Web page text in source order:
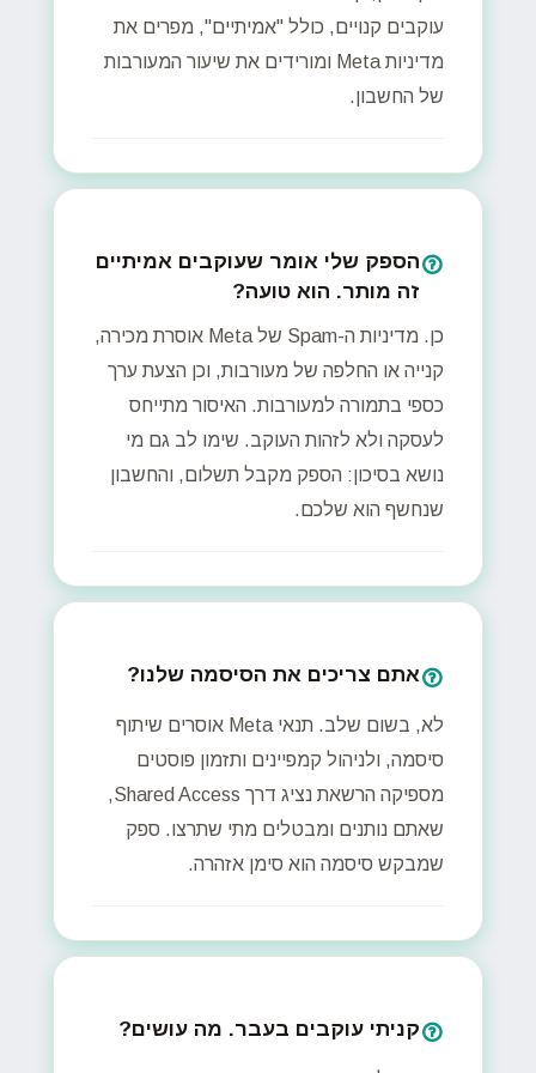
עוקבים קנויים, כולל "אמיתיים", מפרים את
מדיניות Meta ומורידים את שיעור המעורבות
של החשבון.
הספק שלי אומר שעוקבים אמיתיים
זה מותר. הוא טועה?
כן. מדיניות ה-Spam של Meta אוסרת מכירה,
קנייה או החלפה של מעורבות, וכן הצעת ערך
כספי בתמורה למעורבות. האיסור מתייחס
לעסקה ולא לזהות העוקב. שימו לב גם מי
נושא בסיכון: הספק מקבל תשלום, והחשבון
שנחשף הוא שלכם.
אתם צריכים את הסיסמה שלנו?
לא, בשום שלב. תנאי Meta אוסרים שיתוף
סיסמה, ולניהול קמפיינים ותזמון פוסטים
מספיקה הרשאת נציג דרך Shared Access,
שאתם נותנים ומבטלים מתי שתרצו. ספק
שמבקש סיסמה הוא סימן אזהרה.
קניתי עוקבים בעבר. מה עושים?